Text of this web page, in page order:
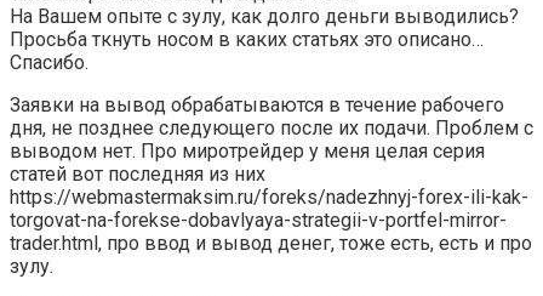
На Вашем опыте с зулу, как долго деньги выводились?
Просьба ткнуть носом в каких статьях это описано…
Спасибо.
Заявки на вывод обрабатываются в течение рабочего
дня, не позднее следующего после их подачи. Проблем с
выводом нет. Про миротрейдер у меня целая серия
статей вот последняя из них
https://webmastermaksim.ru/foreks/nadezhnyj-forex-ili-kak-
torgovat-na-forekse-dobavlyaya-strategii-v-portfel-mirror-
trader.html, про ввод и вывод денег, тоже есть, есть и про
зулу.